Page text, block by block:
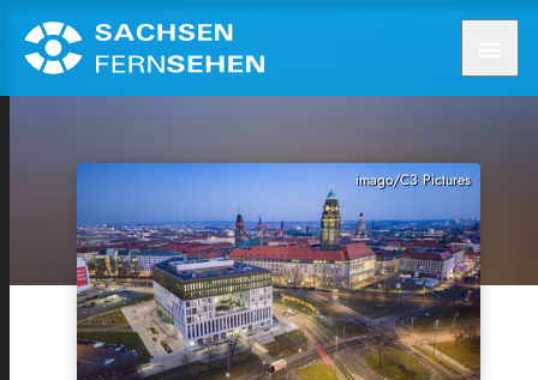
imago/C3 Pictures